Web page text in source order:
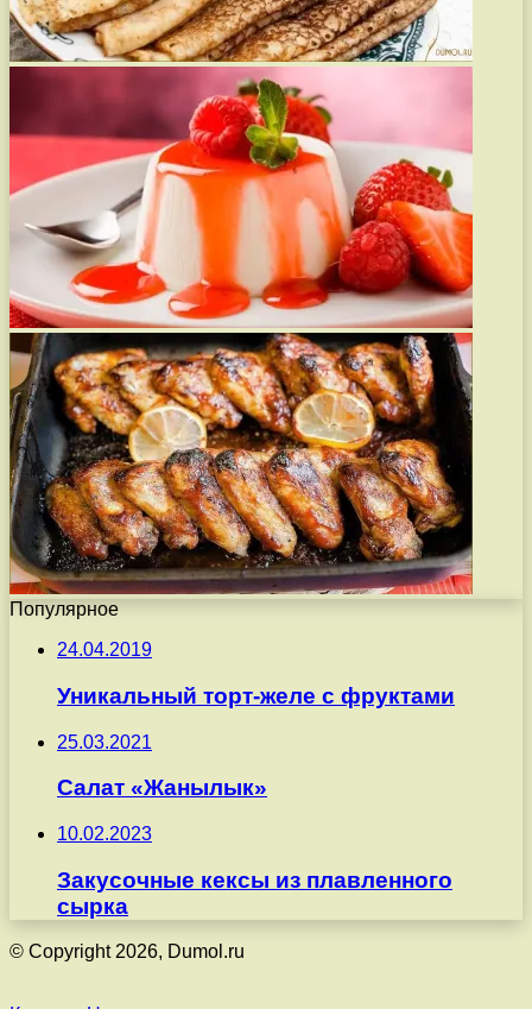
Популярное
24.04.2019
Уникальный торт-желе с фруктами
25.03.2021
Салат «Жанылык»
10.02.2023
Закусочные кексы из плавленного
сырка
© Copyright 2026, Dumol.ru